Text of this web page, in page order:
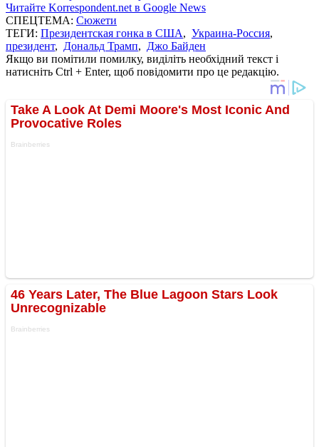
Читайте Korrespondent.net в Google News
СПЕЦТЕМА: Сюжети
ТЕГИ: Президентская гонка в США, Украина-Россия,
президент, Дональд Трамп, Джо Байден
Якщо ви помітили помилку, виділіть необхідний текст і
натисніть Ctrl + Enter, щоб повідомити про це редакцію.